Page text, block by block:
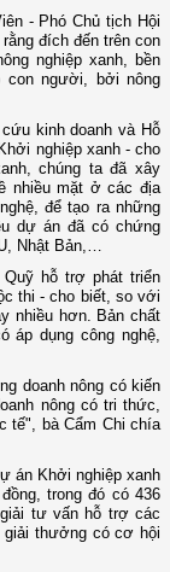
- Phó Chủ tịch Hội
đích đến trên con
nghiệp xanh, bền
con người, bởi nông
kinh doanh và Hỗ
nghiệp xanh - cho
chúng ta đã xây
nhiều mặt ở các địa
để tạo ra những
dự án đã có chứng
Nhật Bản,…
hỗ trợ phát triển
thi - cho biết, so với
nhiều hơn. Bản chất
áp dụng công nghệ,
doanh nông có kiến
nông có tri thức,
tế", bà Cẩm Chi chía
án Khởi nghiệp xanh
trong đó có 436
tư vấn hỗ trợ các
giải thưởng có cơ hội